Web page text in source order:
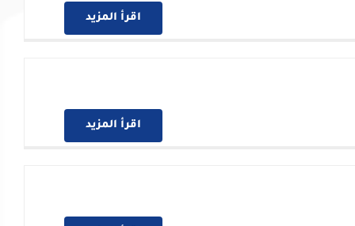
اقرأ المزيد
اقرأ المزيد